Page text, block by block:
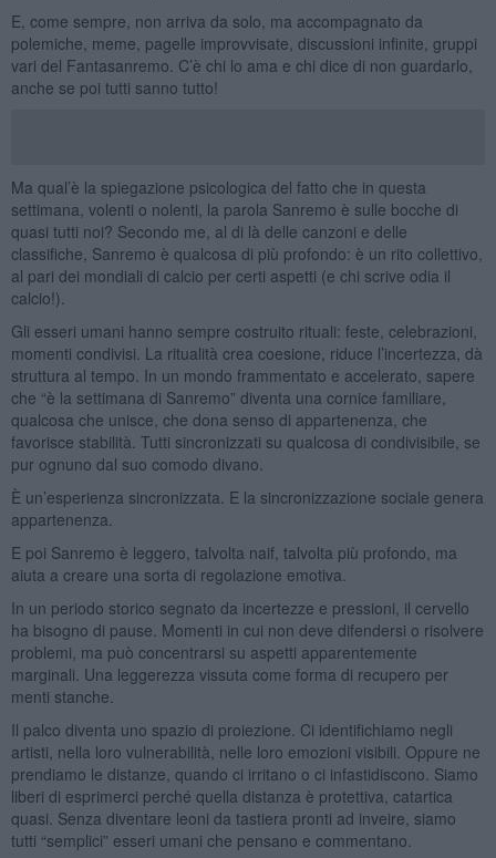
E, come sempre, non arriva da solo, ma accompagnato da
polemiche, meme, pagelle improvvisate, discussioni infinite, gruppi
vari del Fantasanremo. C’è chi lo ama e chi dice di non guardarlo,
anche se poi tutti sanno tutto!
Ma qual’è la spiegazione psicologica del fatto che in questa
settimana, volenti o nolenti, la parola Sanremo è sulle bocche di
quasi tutti noi? Secondo me, al di là delle canzoni e delle
classifiche, Sanremo è qualcosa di più profondo: è un rito collettivo,
al pari dei mondiali di calcio per certi aspetti (e chi scrive odia il
calcio!).
Gli esseri umani hanno sempre costruito rituali: feste, celebrazioni,
momenti condivisi. La ritualità crea coesione, riduce l’incertezza, dà
struttura al tempo. In un mondo frammentato e accelerato, sapere
che “è la settimana di Sanremo” diventa una cornice familiare,
qualcosa che unisce, che dona senso di appartenenza, che
favorisce stabilità. Tutti sincronizzati su qualcosa di condivisibile, se
pur ognuno dal suo comodo divano.
È un’esperienza sincronizzata. E la sincronizzazione sociale genera
appartenenza.
E poi Sanremo è leggero, talvolta naif, talvolta più profondo, ma
aiuta a creare una sorta di regolazione emotiva.
In un periodo storico segnato da incertezze e pressioni, il cervello
ha bisogno di pause. Momenti in cui non deve difendersi o risolvere
problemi, ma può concentrarsi su aspetti apparentemente
marginali. Una leggerezza vissuta come forma di recupero per
menti stanche.
Il palco diventa uno spazio di proiezione. Ci identifichiamo negli
artisti, nella loro vulnerabilità, nelle loro emozioni visibili. Oppure ne
prendiamo le distanze, quando ci irritano o ci infastidiscono. Siamo
liberi di esprimerci perché quella distanza è protettiva, catartica
quasi. Senza diventare leoni da tastiera pronti ad inveire, siamo
tutti “semplici” esseri umani che pensano e commentano.